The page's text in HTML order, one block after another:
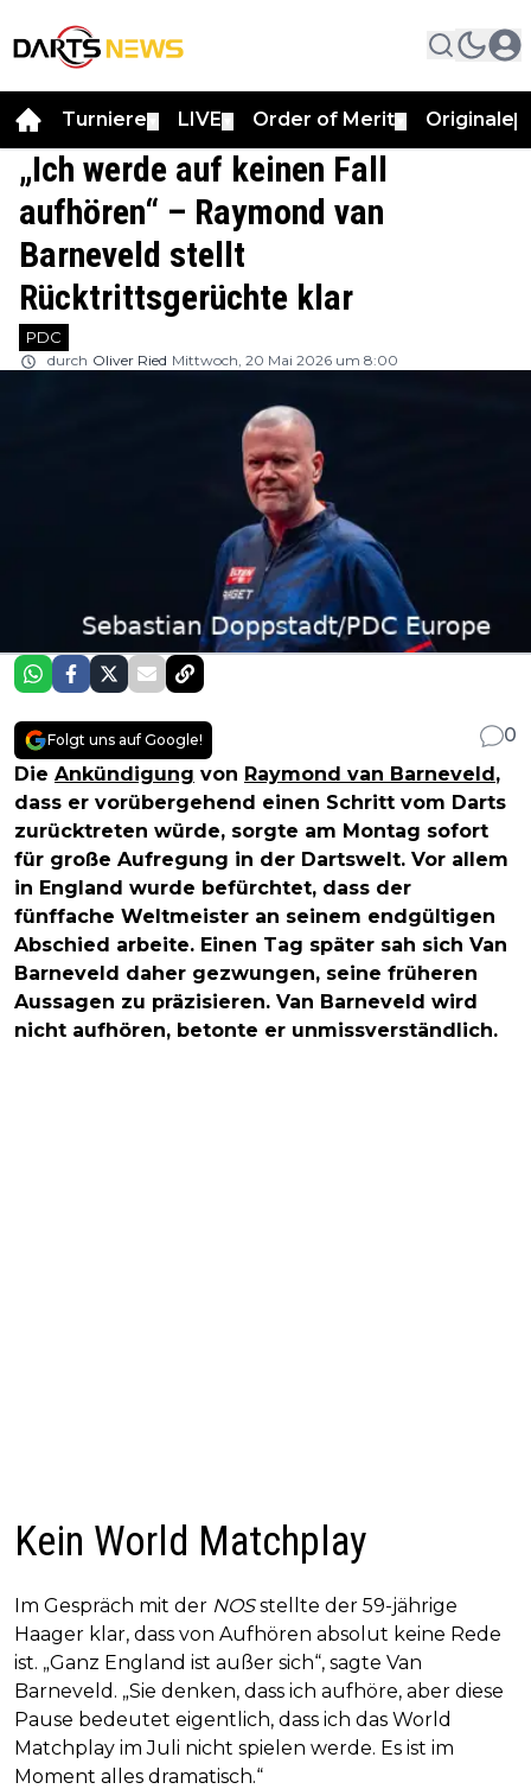
Turniere LIVE Order of Merit Originale
„Ich werde auf keinen Fall
aufhören“ – Raymond van
Barneveld stellt
Rücktrittsgerüchte klar
PDC
durch Oliver Ried Mittwoch, 20 Mai 2026 um 8:00
Folgt uns auf Google!
0
Die Ankündigung von Raymond van Barneveld,
dass er vorübergehend einen Schritt vom Darts
zurücktreten würde, sorgte am Montag sofort
für große Aufregung in der Dartswelt. Vor allem
in England wurde befürchtet, dass der
fünffache Weltmeister an seinem endgültigen
Abschied arbeite. Einen Tag später sah sich Van
Barneveld daher gezwungen, seine früheren
Aussagen zu präzisieren. Van Barneveld wird
nicht aufhören, betonte er unmissverständlich.
Kein World Matchplay
Im Gespräch mit der NOSstellte der 59-jährige
Haager klar, dass von Aufhören absolut keine Rede
ist. „Ganz England ist außer sich“, sagte Van
Barneveld. „Sie denken, dass ich aufhöre, aber diese
Pause bedeutet eigentlich, dass ich das World
Matchplay im Juli nicht spielen werde. Es ist im
Moment alles dramatisch.“